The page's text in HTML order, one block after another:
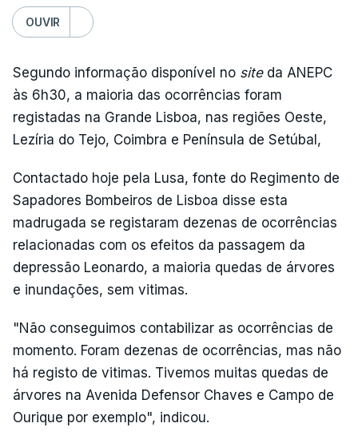
OUVIR
Segundo informação disponível no siteda ANEPC
às 6h30, a maioria das ocorrências foram
registadas na Grande Lisboa, nas regiões Oeste,
Lezíria do Tejo, Coimbra e Península de Setúbal,
Contactado hoje pela Lusa, fonte do Regimento de
Sapadores Bombeiros de Lisboa disse esta
madrugada se registaram dezenas de ocorrências
relacionadas com os efeitos da passagem da
depressão Leonardo, a maioria quedas de árvores
e inundações, sem vitimas.
"Não conseguimos contabilizar as ocorrências de
momento. Foram dezenas de ocorrências, mas não
há registo de vitimas. Tivemos muitas quedas de
árvores na Avenida Defensor Chaves e Campo de
Ourique por exemplo", indicou.